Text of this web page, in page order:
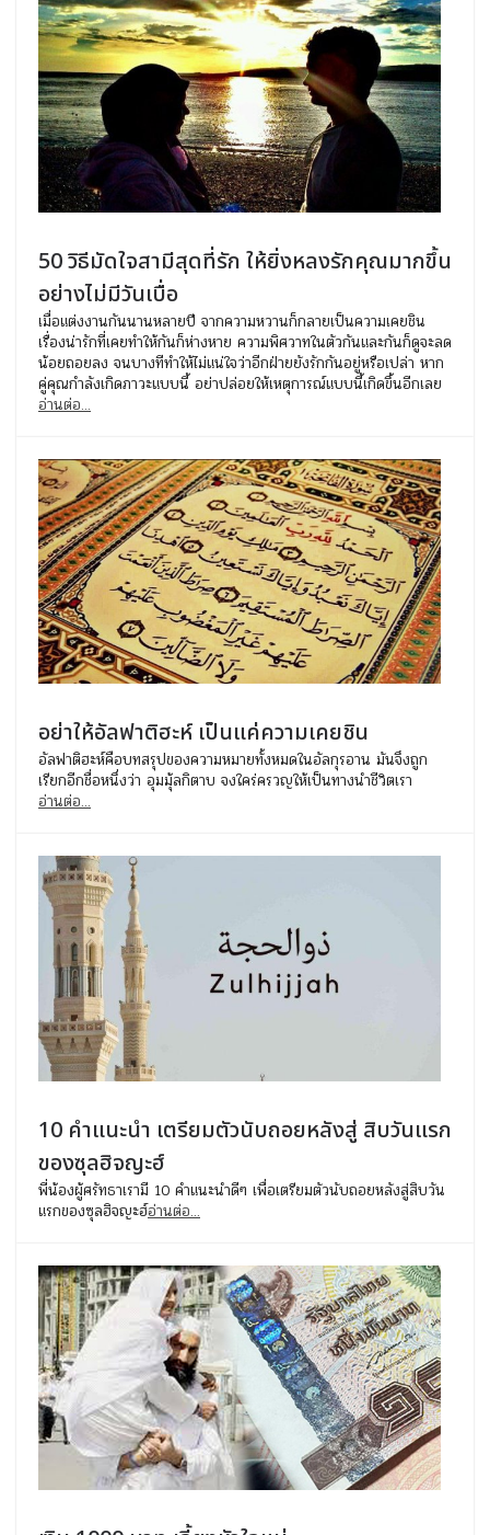
50 วิธีมัดใจสามีสุดที่รัก ให้ยิ่งหลงรักคุณมากขึ้น
อย่างไม่มีวันเบื่อ
เมื่อแต่งงานกันนานหลายปี จากความหวานก็กลายเป็นความเคยชิน
เรื่องน่ารักที่เคยทำให้กันก็ห่างหาย ความพิศวาทในตัวกันและกันก็ดูจะลด
น้อยถอยลง จนบางทีทำให้ไม่แน่ใจว่าอีกฝ่ายยังรักกันอยู่หรือเปล่า หาก
คู่คุณกำลังเกิดภาวะแบบนี้ อย่าปล่อยให้เหตุการณ์แบบนี้เกิดขึ้นอีกเลย
อ่านต่อ...
อย่าให้อัลฟาติฮะห์ เป็นแค่ความเคยชิน
อัลฟาติฮะห์คือบทสรุปของความหมายทั้งหมดในอัลกุรอาน มันจึงถูก
เรียกอีกชื่อหนึ่งว่า อุมมุ้ลกิตาบ จงใคร่ครวญให้เป็นทางนำชีวิตเรา
อ่านต่อ...
10 คำแนะนำ เตรียมตัวนับถอยหลังสู่ สิบวันแรก
ของซุลฮิจญะฮ์
พี่น้องผู้ศรัทธาเรามี 10 คำแนะนำดีๆ เพื่อเตรียมตัวนับถอยหลังสู่สิบวัน
แรกของซุลฮิจญะฮ์อ่านต่อ...